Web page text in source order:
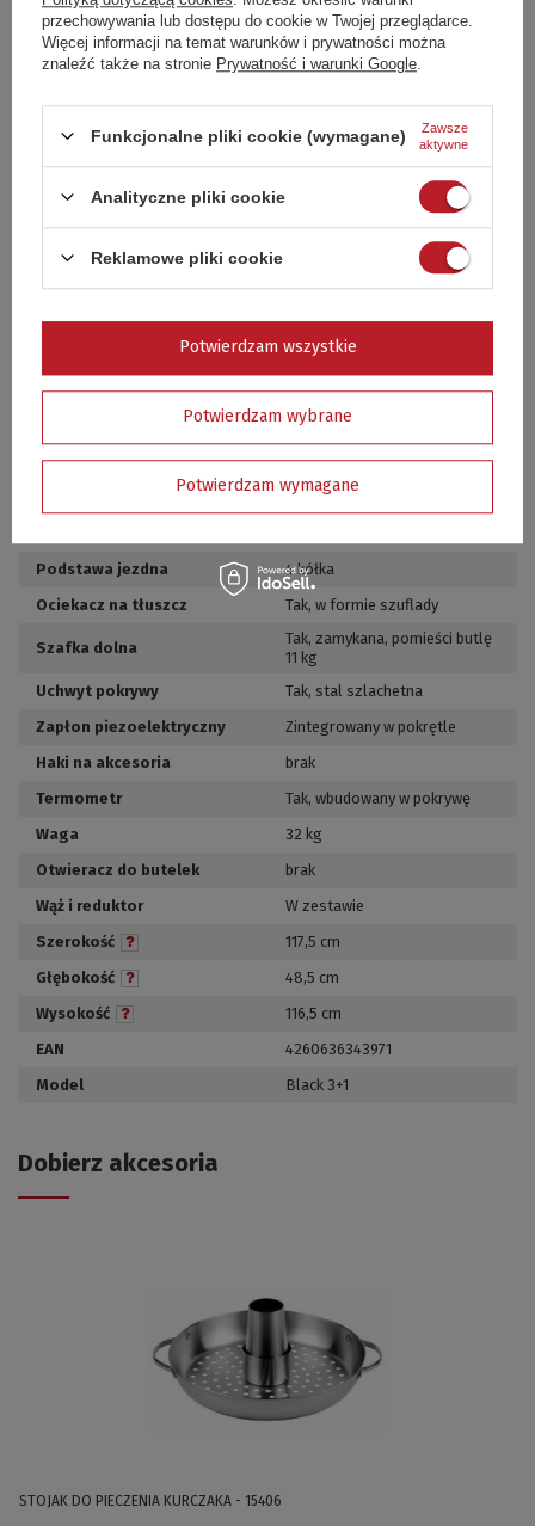
Specyfikacja techniczna
za ten produkt na terenie
UE
ACTIVA Polska spółka z
ograniczoną
odpowiedzialnością
Więcej
Rodzaj
blacha stalowa,lakierowana
stal nierdzewna
Liczba palników
3
moc 3,2 kW
Powierzchnia grillowania
51 x 38 cm
Żeliwny
Odpowiedni dla
10 osób
Tak
Podstawa jezdna
4 kółka
Ociekacz na tłuszcz
Tak, w formie szuflady
Szafka dolna
Tak, zamykana, pomieści butlę
11 kg
Uchwyt pokrywy
Tak, stal szlachetna
Zapłon piezoelektryczny
Zintegrowany w pokrętle
Haki na akcesoria
brak
Termometr
Tak, wbudowany w pokrywę
Waga
32 kg
Otwieracz do butelek
brak
Wąż i reduktor
W zestawie
Szerokość
117,5 cm
Głębokość
48,5 cm
Wysokość
116,5 cm
EAN
4260636343971
Model
Black 3+1
Dobierz akcesoria
STOJAK DO PIECZENIA KURCZAKA - 15406
przechowywania lub dostępu do cookie w Twojej przeglądarce.
Więcej informacji na temat warunków i prywatności można
znaleźć także na stronie Prywatność i warunki Google
Funkcjonalne pliki cookie (wymagane)
Zawsze
aktywne
Analityczne pliki cookie
Reklamowe pliki cookie
Potwierdzam wybrane
Potwierdzam wymagane
Potwierdzam wszystkie